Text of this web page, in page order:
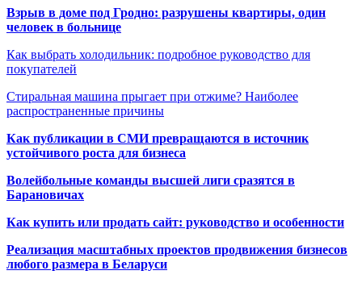
Взрыв в доме под Гродно: разрушены квартиры, один
человек в больнице
Как выбрать холодильник: подробное руководство для
покупателей
Стиральная машина прыгает при отжиме? Наиболее
распространенные причины
Как публикации в СМИ превращаются в источник
устойчивого роста для бизнеса
Волейбольные команды высшей лиги сразятся в
Барановичах
Как купить или продать сайт: руководство и особенности
Реализация масштабных проектов продвижения бизнесов
любого размера в Беларуси